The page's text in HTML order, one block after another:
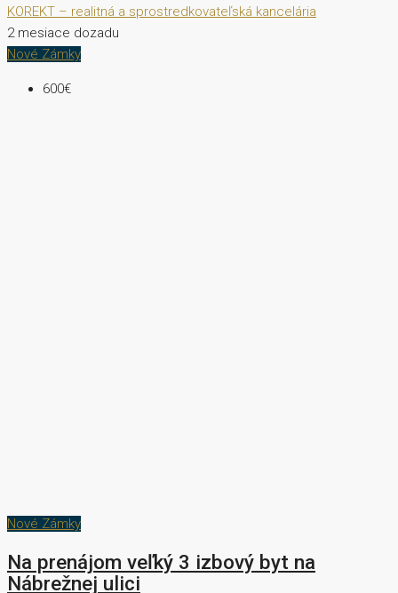
KOREKT – realitná a sprostredkovateľská kancelária
2 mesiace dozadu
Nové Zámky
600€
Nové Zámky
Na prenájom veľký 3 izbový byt na
Nábrežnej ulici